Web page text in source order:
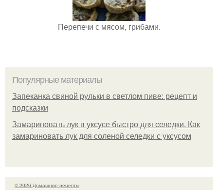
Перепечи с мясом, грибами.
Популярные материалы
Запеканка свиной рульки в светлом пиве: рецепт и
подсказки
Замариновать лук в уксусе быстро для селедки. Как
замариновать лук для соленой селедки с уксусом
© 2026 Домашние рецепты